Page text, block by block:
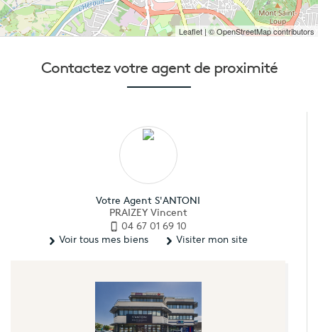
Leaflet | © OpenStreetMap contributors
Contactez votre agent de proximité
Votre Agent S'ANTONI
PRAIZEY Vincent
04 67 01 69 10
Voir tous mes biens
Visiter mon site